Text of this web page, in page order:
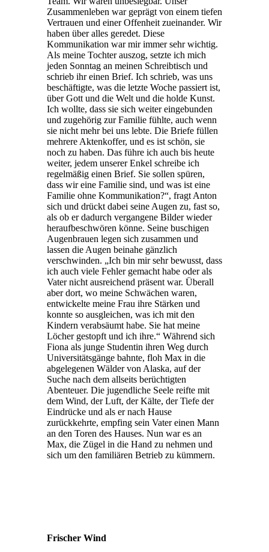
Zusammenleben war geprägt von einem tiefen
Vertrauen und einer Offenheit zueinander. Wir
haben über alles geredet. Diese
Kommunikation war mir immer sehr wichtig.
Als meine Tochter auszog, setzte ich mich
jeden Sonntag an meinen Schreibtisch und
schrieb ihr einen Brief. Ich schrieb, was uns
beschäftigte, was die letzte Woche passiert ist,
über Gott und die Welt und die holde Kunst.
Ich wollte, dass sie sich weiter eingebunden
und zugehörig zur Familie fühlte, auch wenn
sie nicht mehr bei uns lebte. Die Briefe füllen
mehrere Aktenkoffer, und es ist schön, sie
noch zu haben. Das führe ich auch bis heute
weiter, jedem unserer Enkel schreibe ich
regelmäßig einen Brief. Sie sollen spüren,
dass wir eine Familie sind, und was ist eine
Familie ohne Kommunikation?“, fragt Anton
sich und drückt dabei seine Augen zu, fast so,
als ob er dadurch vergangene Bilder wieder
heraufbeschwören könne. Seine buschigen
Augenbrauen legen sich zusammen und
lassen die Augen beinahe gänzlich
verschwinden. „Ich bin mir sehr bewusst, dass
ich auch viele Fehler gemacht habe oder als
Vater nicht ausreichend präsent war. Überall
aber dort, wo meine Schwächen waren,
entwickelte meine Frau ihre Stärken und
konnte so ausgleichen, was ich mit den
Kindern verabsäumt habe. Sie hat meine
Löcher gestopft und ich ihre.“ Während sich
Fiona als junge Studentin ihren Weg durch
Universitätsgänge bahnte, floh Max in die
abgelegenen Wälder von Alaska, auf der
Suche nach dem allseits berüchtigten
Abenteuer. Die jugendliche Seele reifte mit
dem Wind, der Luft, der Kälte, der Tiefe der
Eindrücke und als er nach Hause
zurückkehrte, empfing sein Vater einen Mann
an den Toren des Hauses. Nun war es an
Max, die Zügel in die Hand zu nehmen und
sich um den familiären Betrieb zu kümmern.
Frischer Wind